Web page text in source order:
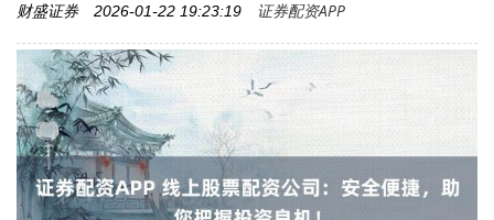
财盛证券 2026-01-22 19:23:19 证券配资APP